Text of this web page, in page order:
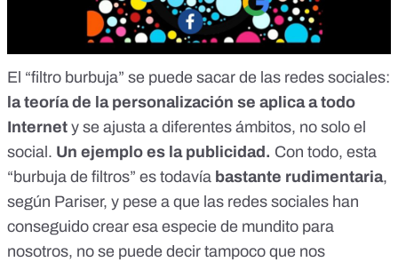
El “filtro burbuja” se puede sacar de las redes sociales:
la teoría de la personalización se aplica a todo
Internet y se ajusta a diferentes ámbitos, no solo el
social. Un ejemplo es la publicidad. Con todo, esta
“burbuja de filtros” es todavía bastante rudimentaria,
según Pariser, y pese a que las redes sociales han
conseguido crear esa especie de mundito para
nosotros, no se puede decir tampoco que nos